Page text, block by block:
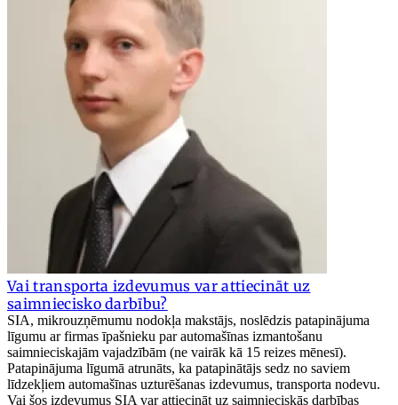
Vai transporta izdevumus var attiecināt uz
saimniecisko darbību?
SIA, mikrouzņēmumu nodokļa makstājs, noslēdzis patapinājuma
līgumu ar firmas īpašnieku par automašīnas izmantošanu
saimnieciskajām vajadzībām (ne vairāk kā 15 reizes mēnesī).
Patapinājuma līgumā atrunāts, ka patapinātājs sedz no saviem
līdzekļiem automašīnas uzturēšanas izdevumus, transporta nodevu.
Vai šos izdevumus SIA var attiecināt uz saimnieciskās darbības